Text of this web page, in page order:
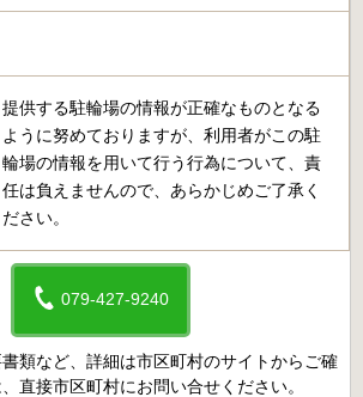
提供する駐輪場の情報が正確なものとなる
ように努めておりますが、利用者がこの駐
輪場の情報を用いて行う行為について、責
任は負えませんので、あらかじめご了承く
ださい。
079-427-9240
類など、詳細は市区町村のサイトからご確
直接市区町村にお問い合せください。